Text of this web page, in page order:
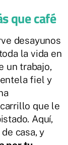
que café
desayunos
la vida en
un trabajo,
fiel y
que le
Aquí,
casa, y